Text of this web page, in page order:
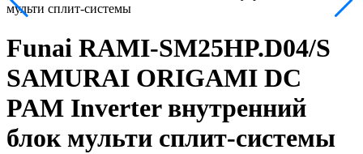
мульти сплит-системы
Funai RAMI-SM25HP.D04/S
SAMURAI ORIGAMI DC
PAM Inverter внутренний
блок мульти сплит-системы